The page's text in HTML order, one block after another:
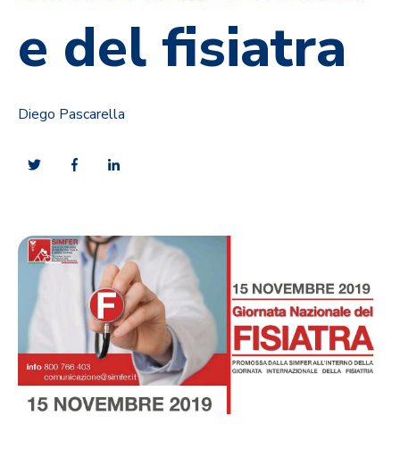
e del fisiatra
Diego Pascarella